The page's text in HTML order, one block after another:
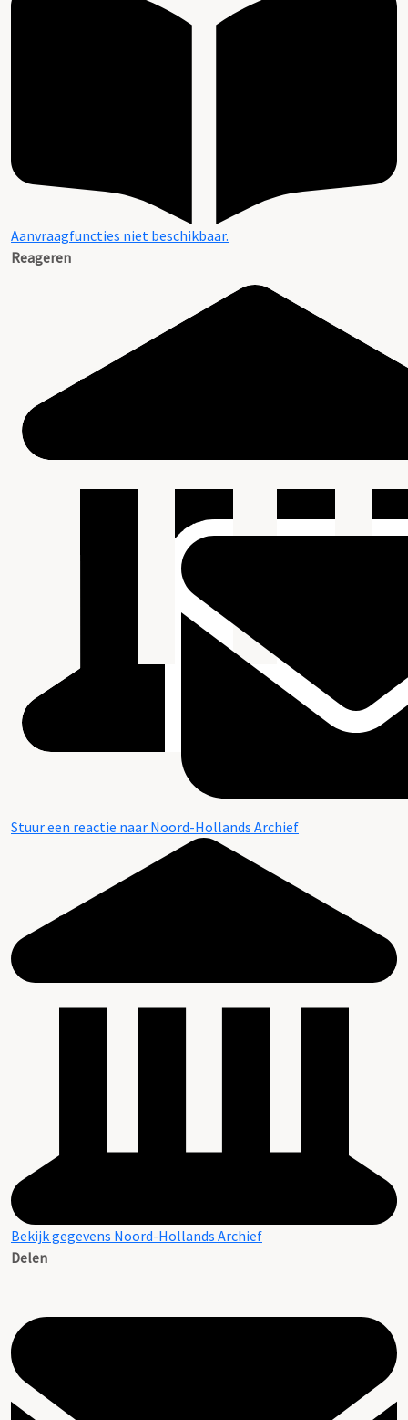
Aanvraagfuncties niet beschikbaar.
Reageren
Stuur een reactie naar Noord-Hollands Archief
Bekijk gegevens Noord-Hollands Archief
Delen